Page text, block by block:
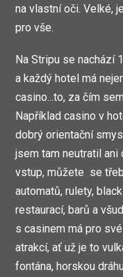
na vlastní oči. Velké,
pro vše.
Na Stripu se nachází
a každý hotel má
casino...to, za čím
Například casino v
dobrý orientační
jsem tam neutratil ani
vstup, můžete se
automatů, rulety,
restaurací, barů a
s casinem má pro
atrakcí, ať už je to
fontána, horskou